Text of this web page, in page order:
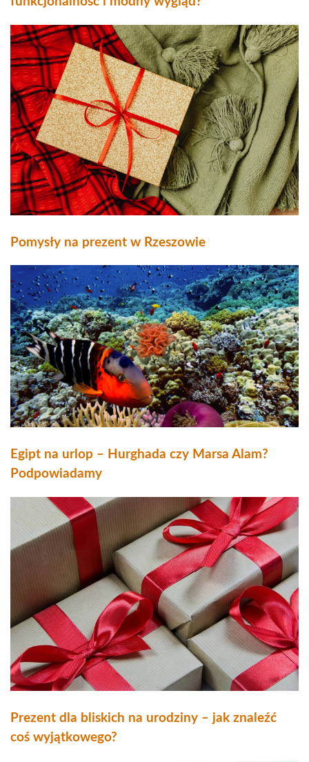
Pomysły na prezent w Rzeszowie
Egipt na urlop – Hurghada czy Marsa Alam?
Podpowiadamy
Prezent dla bliskich na urodziny – jak znaleźć
coś wyjątkowego?